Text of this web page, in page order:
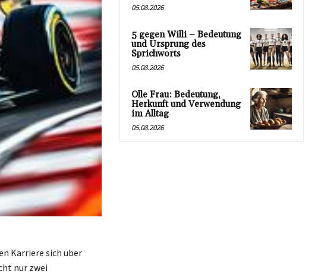
Karriere sich über
nur zwei
05.08.2026
5 gegen Willi – Bedeutung
und Ursprung des
Sprichworts
05.08.2026
Olle Frau: Bedeutung,
Herkunft und Verwendung
im Alltag
05.08.2026